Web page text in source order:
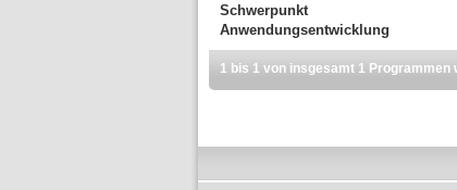
Schwerpunkt
Anwendungsentwicklung
1 bis 1 von insgesamt 1 Programmen